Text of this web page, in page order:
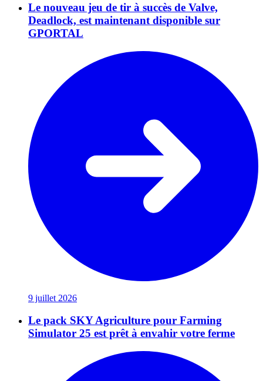
Le nouveau jeu de tir à succès de Valve,
Deadlock, est maintenant disponible sur
GPORTAL
9 juillet 2026
Le pack SKY Agriculture pour Farming
Simulator 25 est prêt à envahir votre ferme